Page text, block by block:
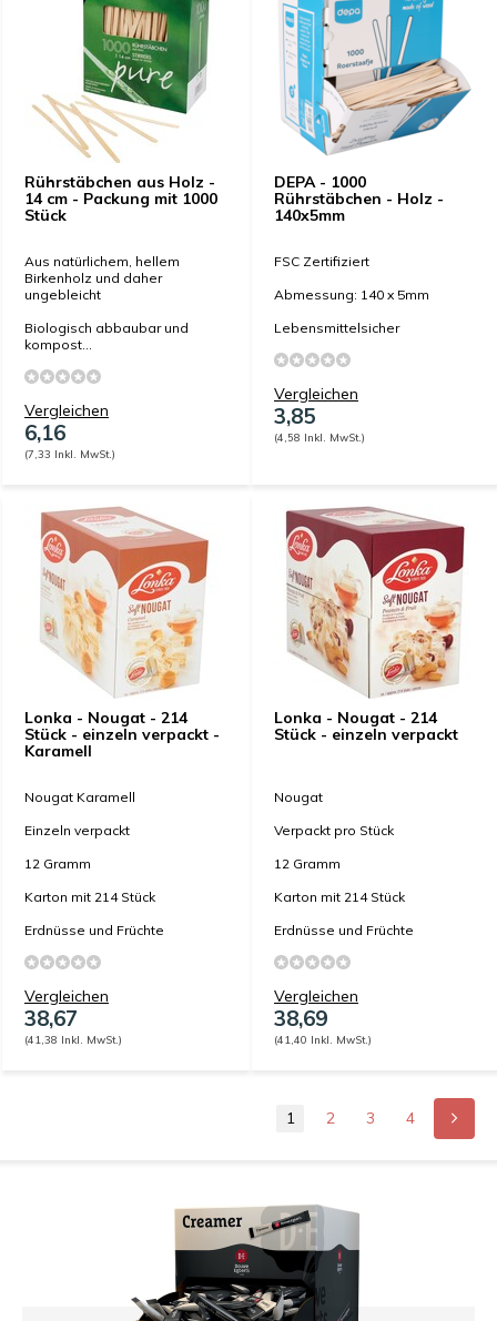
Rührstäbchen aus Holz -
14 cm - Packung mit 1000
Stück
Aus natürlichem, hellem
Birkenholz und daher
ungebleicht
Biologisch abbaubar und
kompost...
Vergleichen
6,16
(7,33 Inkl. MwSt.)
DEPA - 1000
Rührstäbchen - Holz -
140x5mm
FSC Zertifiziert
Abmessung: 140 x 5mm
Lebensmittelsicher
Vergleichen
3,85
(4,58 Inkl. MwSt.)
Lonka - Nougat - 214
Stück - einzeln verpackt -
Karamell
Nougat Karamell
Einzeln verpackt
12 Gramm
Karton mit 214 Stück
Erdnüsse und Früchte
Vergleichen
38,67
(41,38 Inkl. MwSt.)
Lonka - Nougat - 214
Stück - einzeln verpackt
Nougat
Verpackt pro Stück
12 Gramm
Karton mit 214 Stück
Erdnüsse und Früchte
Vergleichen
38,69
(41,40 Inkl. MwSt.)
1 2 3 4